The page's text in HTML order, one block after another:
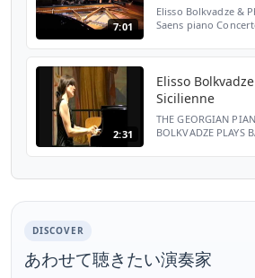
7:01
Elisso Bolkvadze &
Saens piano
2:31
Elisso
Sicilienne
THE GEORGIAN
BOLKVADZE PLAYS
DISCOVER
あわせて聴きたい演奏家